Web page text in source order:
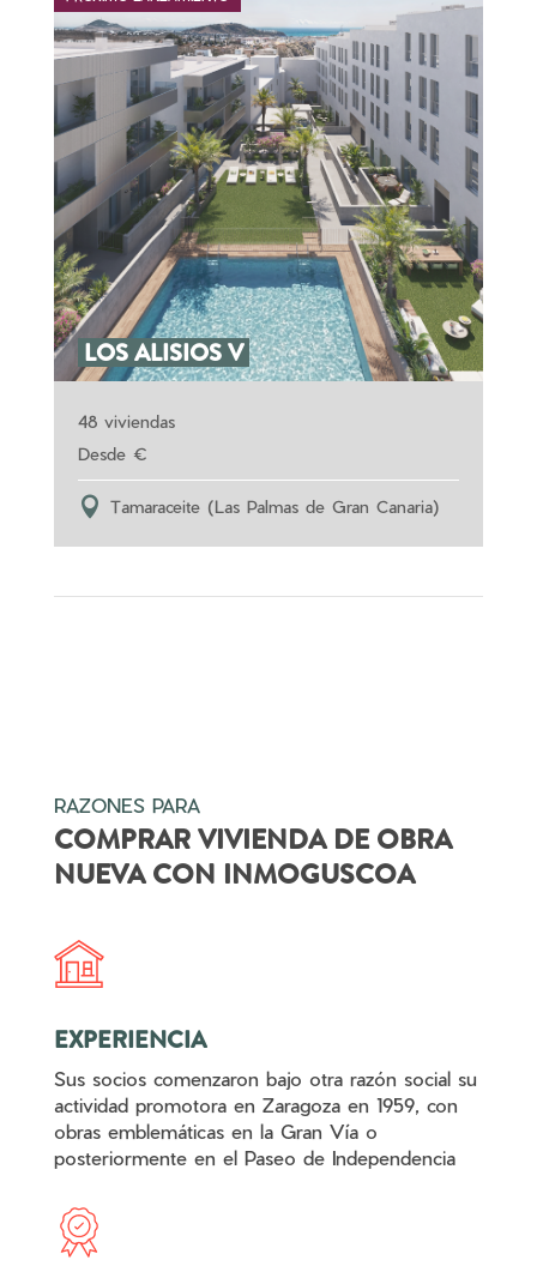
LOS ALISIOS V
48 viviendas
Tamaraceite (Las Palmas de Gran Canaria)
RAZONES PARA
COMPRAR VIVIENDA DE OBRA
NUEVA CON INMOGUSCOA
EXPERIENCIA
Sus socios comenzaron bajo otra razón social su
actividad promotora en Zaragoza en 1959, con
obras emblemáticas en la Gran Vía o
posteriormente en el Paseo de Independencia